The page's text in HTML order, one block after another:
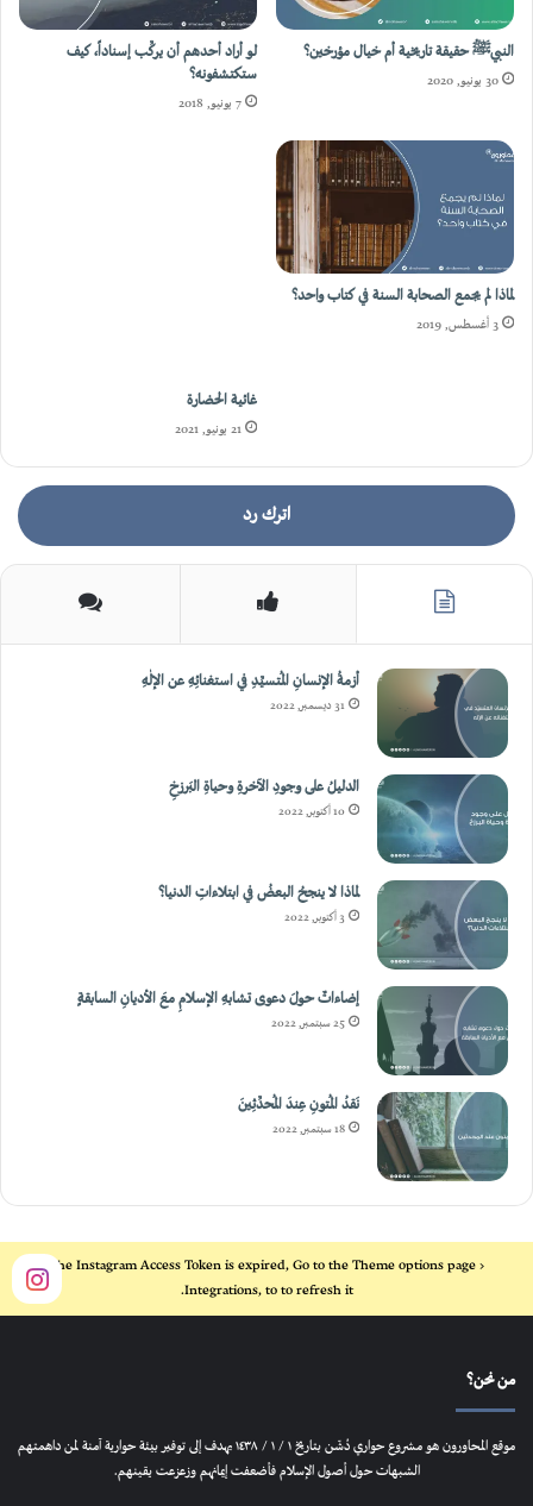
النبيﷺ حقيقة تاريخية أم خيال مؤرخين؟
30 يونيو, 2020
لو أراد أحدهم أن يركِّب إسناداً، كيف
ستكتشفونه؟
7 يونيو, 2018
لماذا لم يجمع الصحابة السنة في كتاب واحد؟
3 أغسطس, 2019
اترك رد
الدليلُ على وجودِ الآخرةِ وحياةِ البَرزخِ
10 أكتوبر, 2022
لماذا لا ينجحُ البعضُ في ابتلاءاتِ الدنيا؟
3 أكتوبر, 2022
إضاءاتٌ حولَ دعوى تشابهِ الإسلامِ معَ الأديانِ السابقةٍ
25 سبتمبر, 2022
نَقدُ المُتونِ عِندَ المُحدِّثِينَ
18 سبتمبر, 2022
The Instagram Access Token is expired, Go to the Theme options page >
من نحن؟